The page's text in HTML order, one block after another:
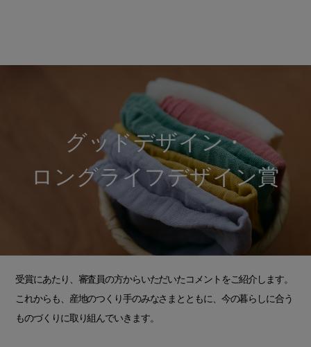
グッドデザイン・
ロングライフデザイン賞
受賞にあたり、審査員の方からいただいたコメントをご紹介します。
これからも、産地のつくり手のみなさまとともに、今の暮らしに合う
ものづくりに取り組んでいきます。